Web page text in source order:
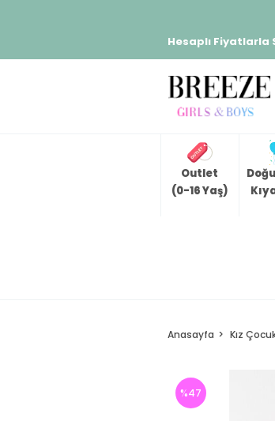
Hesaplı Fiyatlarla
Outlet
(0-16 Yaş)
Anasayfa Kız
%47